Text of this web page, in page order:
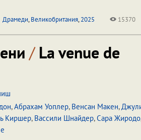
Драмеди,Великобритания,2025 15370
/La venue de
,Абрахам Уоплер, Венсан Макен,
Киршер, Вассили Шнайдер,Сара Жиродо